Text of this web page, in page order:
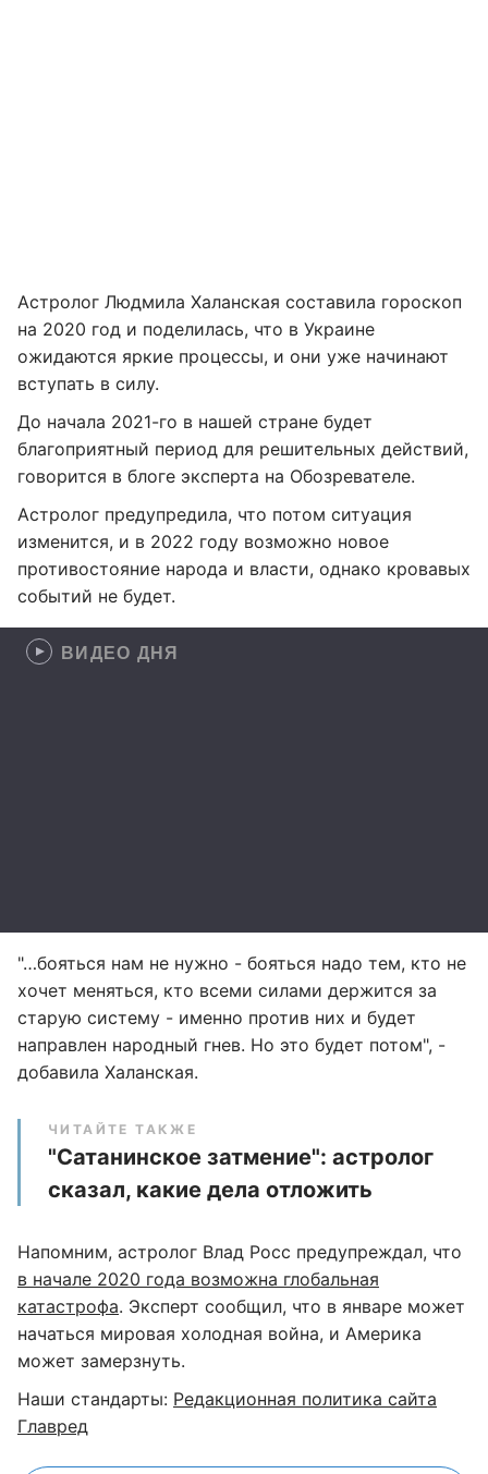
Астролог Людмила Халанская составила гороскоп
на 2020 год и поделилась, что в Украине
ожидаются яркие процессы, и они уже начинают
вступать в силу.
До начала 2021-го в нашей стране будет
благоприятный период для решительных действий,
говорится в блоге эксперта на Обозревателе.
Астролог предупредила, что потом ситуация
изменится, и в 2022 году возможно новое
противостояние народа и власти, однако кровавых
событий не будет.
ВИДЕО ДНЯ
"…бояться нам не нужно - бояться надо тем, кто не
хочет меняться, кто всеми силами держится за
старую систему - именно против них и будет
направлен народный гнев. Но это будет потом", -
добавила Халанская.
ЧИТАЙТЕ ТАКЖЕ
"Сатанинское затмение": астролог
сказал, какие дела отложить
Напомним, астролог Влад Росс предупреждал, что
в начале 2020 года возможна глобальная
катастрофа. Эксперт сообщил, что в январе может
начаться мировая холодная война, и Америка
может замерзнуть.
Наши стандарты: Редакционная политика сайта
Главред